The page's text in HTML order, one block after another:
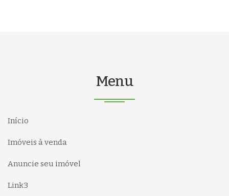
Menu
Início
Imóveis à venda
Anuncie seu imóvel
Link3